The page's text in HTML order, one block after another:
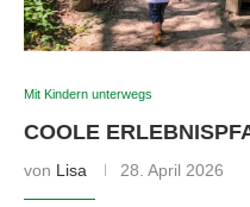
Mit Kindern unterwegs
COOLE
von Lisa 28. April 2026